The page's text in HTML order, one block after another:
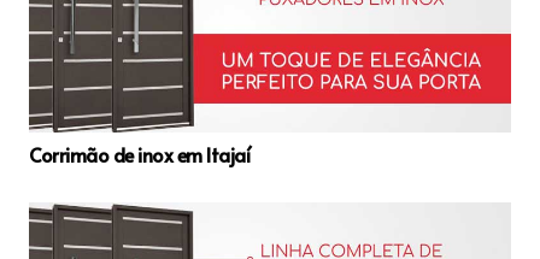
Corrimão de inox em Itajaí